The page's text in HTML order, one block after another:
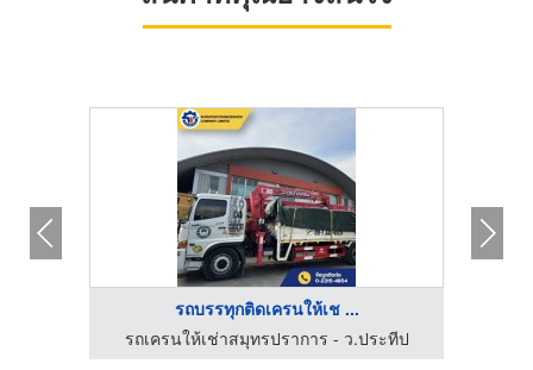
รถบรรทุกติดเครนให้เช ...
รถเครนให้เช่าสมุทรปราการ - ว.ประทีป